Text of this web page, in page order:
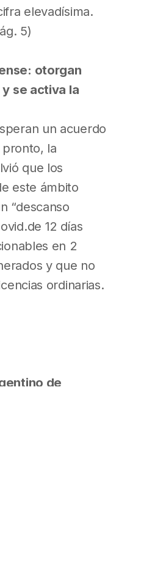
elevadísima.
5)
otorgan
se activa la
un acuerdo
pronto, la
que los
este ámbito
“descanso
12 días
en 2
y que no
ordinarias.
de